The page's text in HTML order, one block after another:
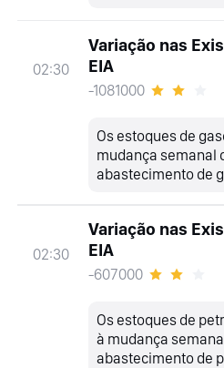
02:30
Variação nas
EIA
-1081000
Os estoques de
mudança semanal
abastecimento de
02:30
Variação nas
EIA
-607000
Os estoques de
à mudança
abastecimento de